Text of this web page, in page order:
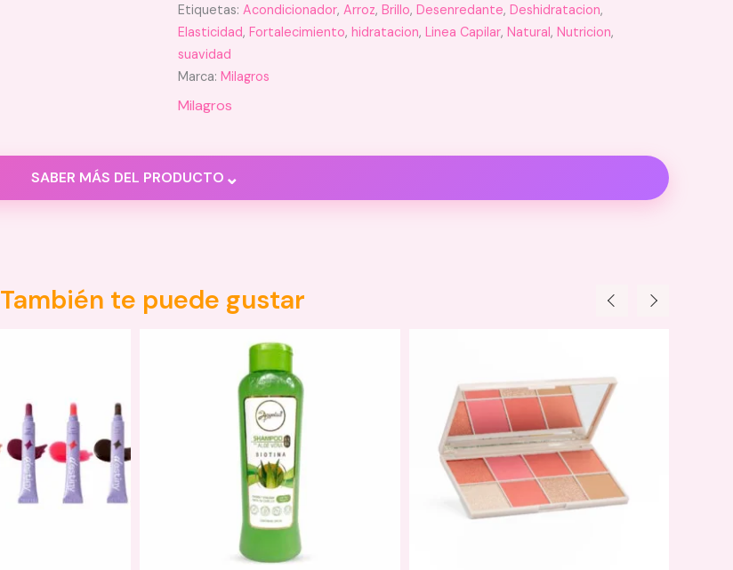
Etiquetas: Acondicionador, Arroz, Brillo, Desenredante, Deshidratacion,
Elasticidad, Fortalecimiento, hidratacion, Linea Capilar, Natural, Nutricion,
suavidad
Marca: Milagros
Milagros
SABER MÁS DEL PRODUCTO ⌄
También te puede gustar